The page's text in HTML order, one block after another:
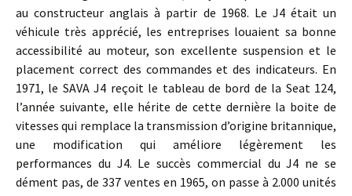
au constructeur anglais à partir de 1968. Le J4 était un
véhicule très apprécié, les entreprises louaient sa bonne
accessibilité au moteur, son excellente suspension et le
placement correct des commandes et des indicateurs. En
1971, le SAVA J4 reçoit le tableau de bord de la Seat 124,
l’année suivante, elle hérite de cette dernière la boite de
vitesses qui remplace la transmission d’origine britannique,
une modification qui améliore légèrement les
performances du J4. Le succès commercial du J4 ne se
dément pas, de 337 ventes en 1965, on passe à 2.000 unités